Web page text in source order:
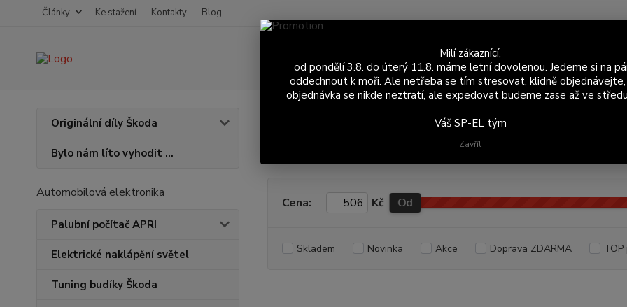
Články Ke stažení Kontakty Blog
Hledat
Po -
Originální díly Škoda
Bylo nám líto vyhodit ...
Automobilová elektronika
Palubní počítač APRI
Elektrické naklápění světel
Tuning budíky Škoda
Cena: Kč Od
Skladem Novinka Akce Doprava ZDARMA
Milí zákaznící,
od pondělí 3.8. do úterý 11.8. máme letní dovolenou. Jedeme si na
oddechnout k moři. Ale netřeba se tím stresovat, klidně objednávejte,
objednávka se nikde neztratí, ale expedovat budeme zase až ve
Váš SP-EL tým
Zavřít